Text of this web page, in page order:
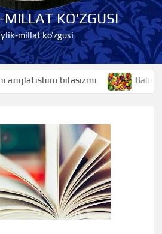
MILLAT KO'ZGUSI
millat ko'zgusi
bilasizmi Baliq